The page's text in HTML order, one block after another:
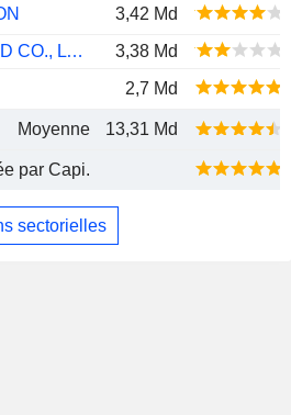
3,42 Md
PERFECT WORLD CO., LTD.
3,38 Md
2,7 Md
Moyenne 13,31 Md
par Capi.
sectorielles